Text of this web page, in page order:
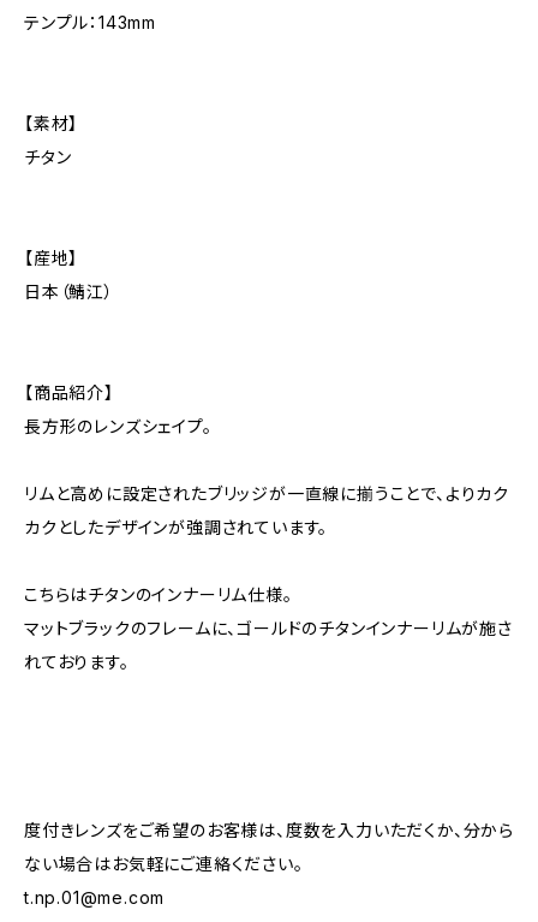
テンプル：143mm
【素材】
チタン
【産地】
日本（鯖江）
【商品紹介】
長方形のレンズシェイプ。
リムと高めに設定されたブリッジが一直線に揃うことで、よりカク
カクとしたデザインが強調されています。
こちらはチタンのインナーリム仕様。
マットブラックのフレームに、ゴールドのチタンインナーリムが施さ
れております。
度付きレンズをご希望のお客様は、度数を入力いただくか、分から
ない場合はお気軽にご連絡ください。
t.np.01@me.com